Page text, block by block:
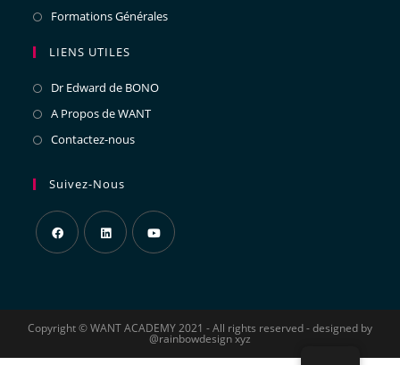
Formations Générales
LIENS UTILES
Dr Edward de BONO
A Propos de WANT
Contactez-nous
Suivez-Nous
Copyright © WANT ACADEMY 2021 - All rights reserved - designed by
@rainbowdesign xyz